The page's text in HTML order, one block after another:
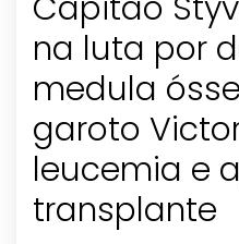
na luta por
medula
garoto
leucemia e
transplante